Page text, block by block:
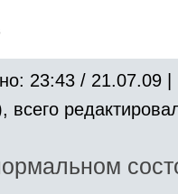
23:43 / 21.07.09 |
всего